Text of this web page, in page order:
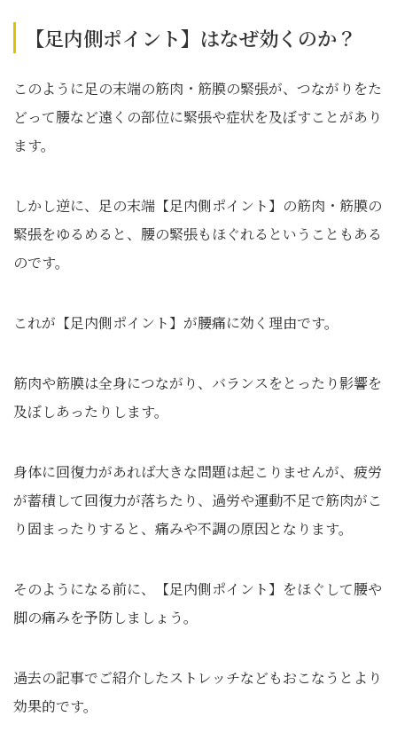
【足内側ポイント】はなぜ効くのか？
このように足の末端の筋肉・筋膜の緊張が、つながりをた
どって腰など遠くの部位に緊張や症状を及ぼすことがあり
ます。
しかし逆に、足の末端【足内側ポイント】の筋肉・筋膜の
緊張をゆるめると、腰の緊張もほぐれるということもある
のです。
これが【足内側ポイント】が腰痛に効く理由です。
筋肉や筋膜は全身につながり、バランスをとったり影響を
及ぼしあったりします。
身体に回復力があれば大きな問題は起こりませんが、疲労
が蓄積して回復力が落ちたり、過労や運動不足で筋肉がこ
り固まったりすると、痛みや不調の原因となります。
そのようになる前に、【足内側ポイント】をほぐして腰や
脚の痛みを予防しましょう。
過去の記事でご紹介したストレッチなどもおこなうとより
効果的です。